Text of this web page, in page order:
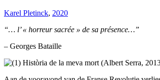
Karel Pletinck, 2020
“… l’ « horreur sacrée » de sa présence…”
– Georges Bataille